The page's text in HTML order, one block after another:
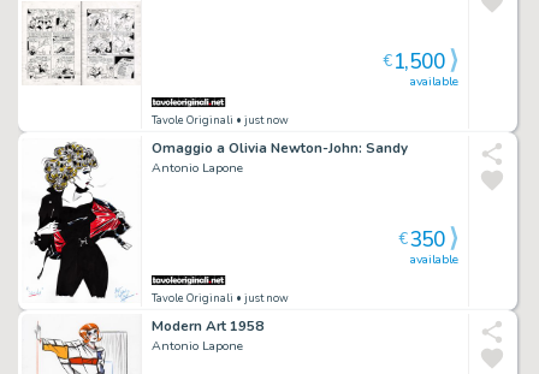
Tavole Originali • just now
available
€1,500
Omaggio a Olivia Newton-John: Sandy
Antonio Lapone
Tavole Originali • just now
available
€350
Modern Art 1958
Antonio Lapone